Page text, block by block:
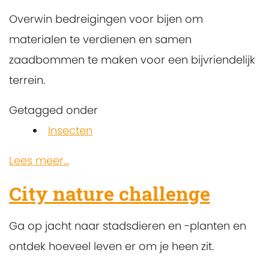
Overwin bedreigingen voor bijen om
materialen te verdienen en samen
zaadbommen te maken voor een bijvriendelijk
terrein.
Getagged onder
Insecten
Lees meer...
City nature challenge
Ga op jacht naar stadsdieren en -planten en
ontdek hoeveel leven er om je heen zit.